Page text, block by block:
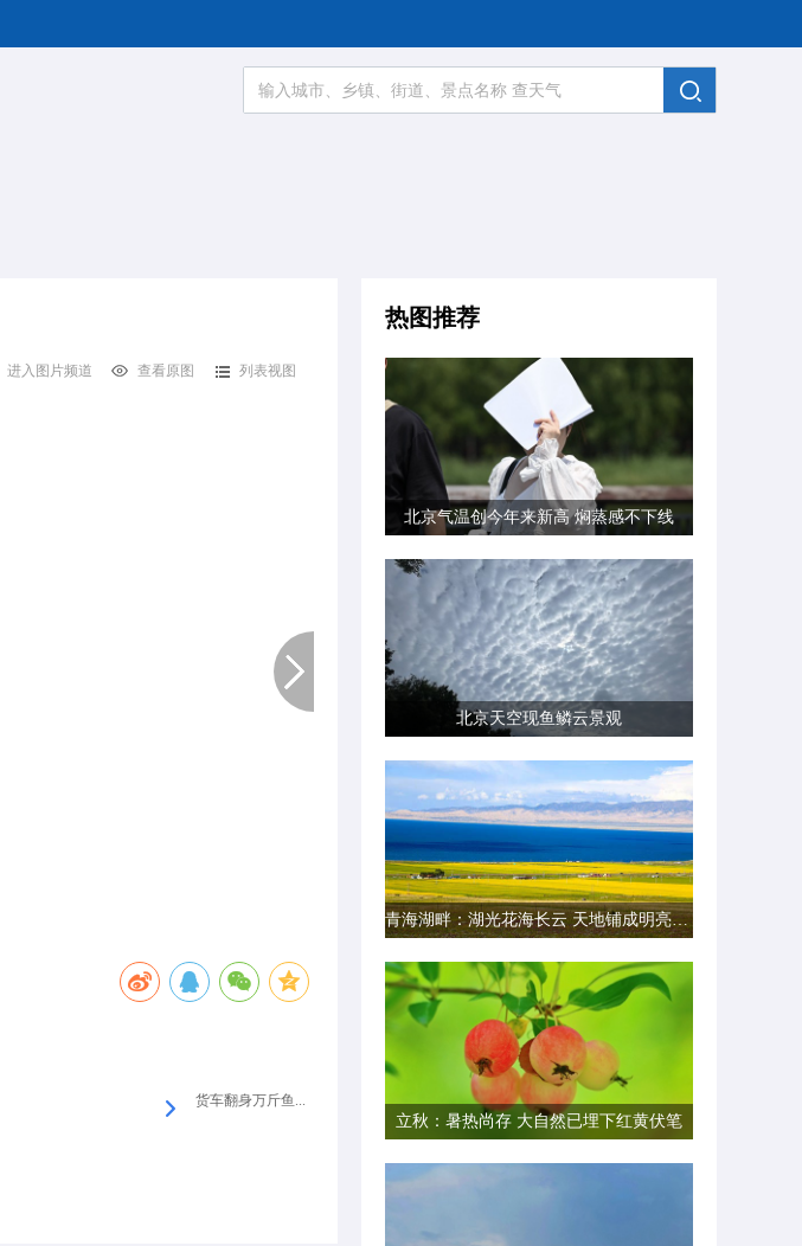
进入图片频道 查看原图 列表视图
货车翻身万斤鱼...
热图推荐
北京气温创今年来新高 焖蒸感不下线
北京天空现鱼鳞云景观
青海湖畔：湖光花海长云 天地铺成明亮画卷
立秋：暑热尚存 大自然已埋下红黄伏笔